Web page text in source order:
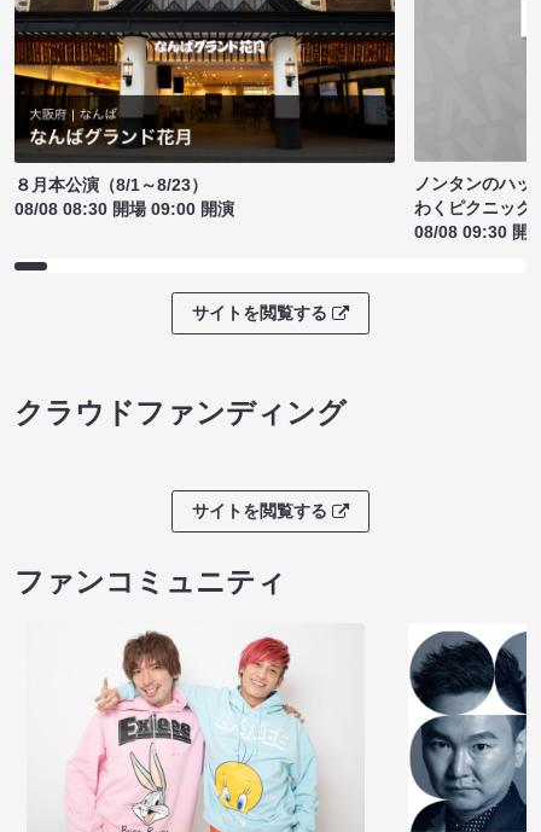
８月本公演（8/1～8/23）
08/08 08:30 開場 09:00 開演
ノンタンのハッ
わくピクニック
08/08 09:30 開
サイトを閲覧する
クラウドファンディング
サイトを閲覧する
ファンコミュニティ